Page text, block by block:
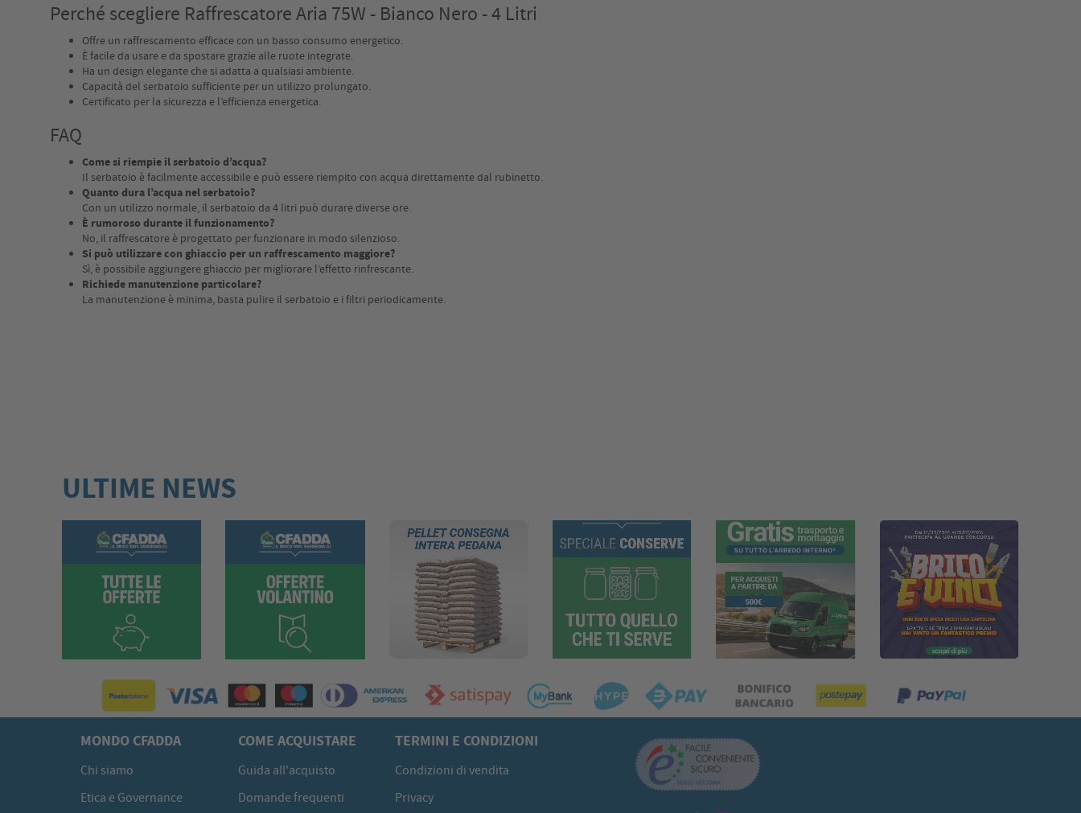
Perché scegliere Raffrescatore Aria 75W - Bianco Nero - 4 Litri
Offre un raffrescamento efficace con un basso consumo energetico.
È facile da usare e da spostare grazie alle ruote integrate.
Ha un design elegante che si adatta a qualsiasi ambiente.
Capacità del serbatoio sufficiente per un utilizzo prolungato.
Certificato per la sicurezza e l’efficienza energetica.
FAQ
Come si riempie il serbatoio d’acqua?
Il serbatoio è facilmente accessibile e può essere riempito con acqua direttamente dal rubinetto.
Quanto dura l’acqua nel serbatoio?
Con un utilizzo normale, il serbatoio da 4 litri può durare diverse ore.
È rumoroso durante il funzionamento?
No, il raffrescatore è progettato per funzionare in modo silenzioso.
Si può utilizzare con ghiaccio per un raffrescamento maggiore?
Sì, è possibile aggiungere ghiaccio per migliorare l’effetto rinfrescante.
Richiede manutenzione particolare?
La manutenzione è minima, basta pulire il serbatoio e i filtri periodicamente.
ULTIME NEWS
MONDO CFADDA
Chi siamo
Etica e Governance
COME ACQUISTARE
Guida all'acquisto
Domande frequenti
TERMINI E CONDIZIONI
Condizioni di vendita
Privacy